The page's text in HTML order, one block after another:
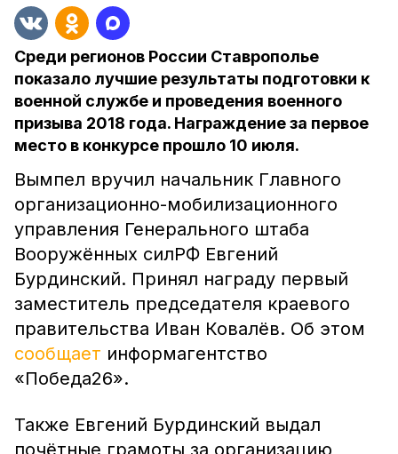
Среди регионов России Ставрополье
показало лучшие результаты подготовки к
военной службе и проведения военного
призыва 2018 года. Награждение за первое
место в конкурсе прошло 10 июля.
Вымпел вручил начальник Главного
организационно-мобилизационного
управления Генерального штаба
Вооружённых силРФ Евгений
Бурдинский. Принял награду первый
заместитель председателя краевого
правительства Иван Ковалёв. Об этом
сообщает информагентство
«Победа26».
Также Евгений Бурдинский выдал
почётные грамоты за организацию